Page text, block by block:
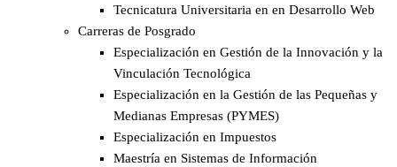
Tecnicatura Universitaria en en Desarrollo Web
Carreras de Posgrado
Especialización en Gestión de la Innovación y la
Vinculación Tecnológica
Especialización en la Gestión de las Pequeñas y
Medianas Empresas (PYMES)
Especialización en Impuestos​
Maestría en Sistemas de Información